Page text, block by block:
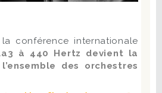
conférence internationale
à 440 Hertz
devient la
des orchestres